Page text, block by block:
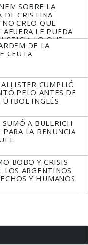
SOBRE LA
DE CRISTINA
CREO QUE
AFUERA LE PUEDA
LO QUE
DE LA
CEUTA
CUMPLIÓ
PELO ANTES DE
INGLÉS
A BULLRICH
PARA LA RENUNCIA
BOBO Y CRISIS
LOS ARGENTINOS
Y HUMANOS